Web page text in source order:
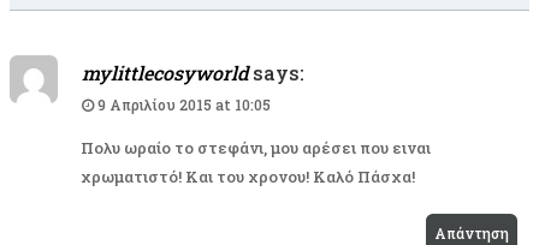
mylittlecosyworld says:
9 Απριλίου 2015 at 10:05
Πολυ ωραίο το στεφάνι, μου αρέσει που ειναι
χρωματιστό! Και του χρονου! Καλό Πάσχα!
Απάντηση